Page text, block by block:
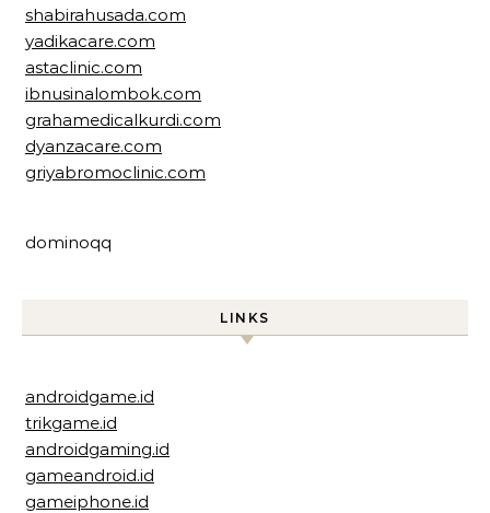
shabirahusada.com
yadikacare.com
astaclinic.com
ibnusinalombok.com
grahamedicalkurdi.com
dyanzacare.com
griyabromoclinic.com
dominoqq
LINKS
androidgame.id
trikgame.id
androidgaming.id
gameandroid.id
gameiphone.id